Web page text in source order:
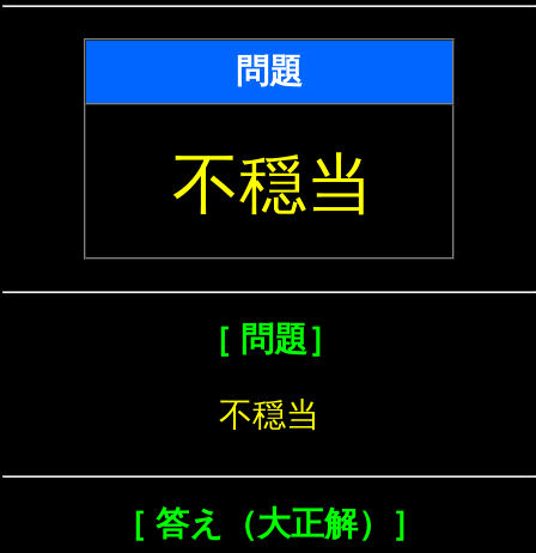
問題
不穏当
［ 問題］
不穏当
［ 答え（大正解）］